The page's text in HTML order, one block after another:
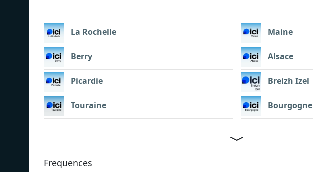
La Rochelle
Berry
Picardie
Touraine
Maine
Alsace
Breizh Izel
Bourgogne
Frequences